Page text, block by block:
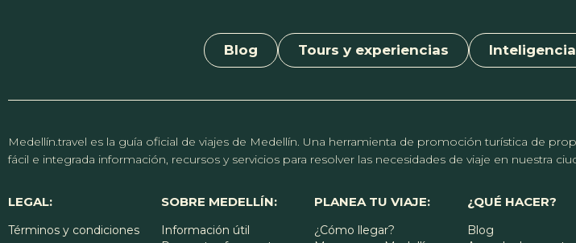
Blog Tours y experiencias
Medellín.travel es la guía oficial de viajes de Medellín. Una herramienta de promoción turística de
fácil e integrada información, recursos y servicios para resolver las necesidades de viaje en nuestra
LEGAL:
Términos y condiciones
SOBRE MEDELLÍN:
Información útil
PLANEA TU VIAJE:
¿Cómo llegar?
¿QUÉ HACER?
Blog